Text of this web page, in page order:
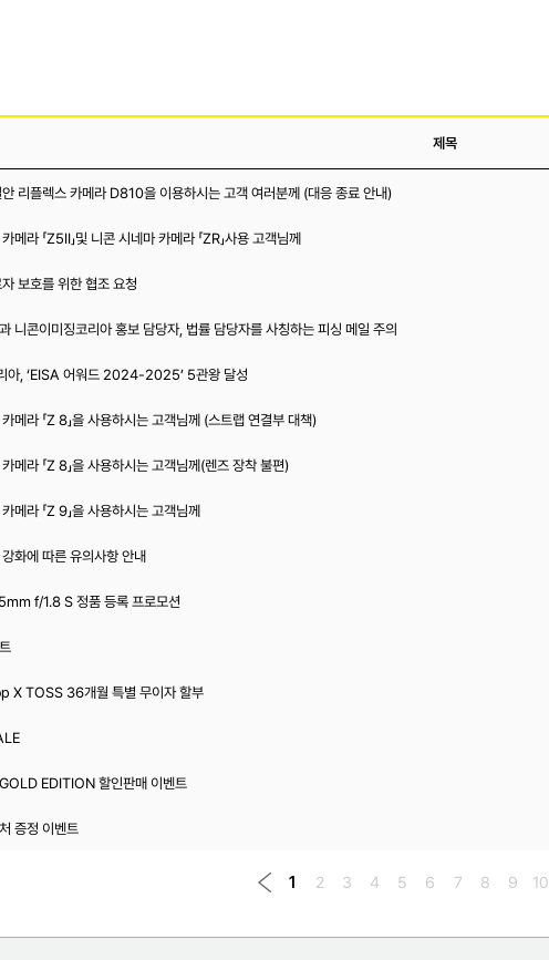
제목
리플렉스 카메라 D810을 이용하시는 고객 여러분께 (대응 종료 안내)
메라 「Z5II」및 니콘 시네마 카메라 「ZR」사용 고객님께
보호를 위한 협조 요청
니콘이미징코리아 홍보 담당자, 법률 담당자를 사칭하는 피싱 메일 주의
아, ‘EISA 어워드 2024-2025’ 5관왕 달성
메라 「Z 8」을 사용하시는 고객님께 (스트랩 연결부 대책)
메라 「Z 8」을 사용하시는 고객님께(렌즈 장착 불편)
메라 「Z 9」을 사용하시는 고객님께
화에 따른 유의사항 안내
f/1.8 S 정품 등록 프로모션
X TOSS 36개월 특별 무이자 할부
EDITION 할인판매 이벤트
증정 이벤트
1 2 3 4 5 6 7 8 9 10